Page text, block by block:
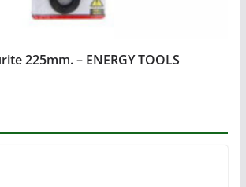
225mm. – ENERGY TOOLS